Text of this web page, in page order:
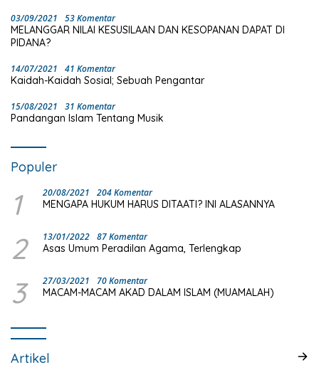
03/09/2021 53 Komentar
MELANGGAR NILAI KESUSILAAN DAN KESOPANAN DAPAT DI
PIDANA?
14/07/2021 41 Komentar
Kaidah-Kaidah Sosial; Sebuah Pengantar
15/08/2021 31 Komentar
Pandangan Islam Tentang Musik
Populer
1 20/08/2021 204 Komentar
MENGAPA HUKUM HARUS DITAATI? INI ALASANNYA
2 13/01/2022 87 Komentar
Asas Umum Peradilan Agama, Terlengkap
3 27/03/2021 70 Komentar
MACAM-MACAM AKAD DALAM ISLAM (MUAMALAH)
Artikel